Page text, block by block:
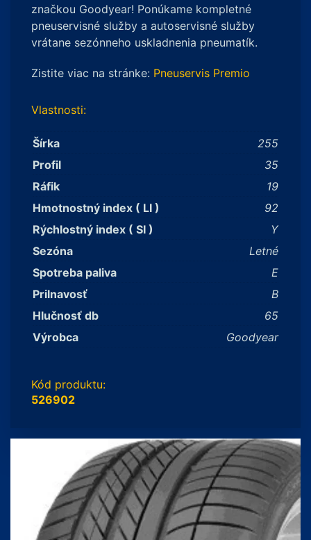
značkou Goodyear! Ponúkame kompletné
pneuservisné služby a autoservisné služby
vrátane sezónneho uskladnenia pneumatík.
Zistite viac na stránke: Pneuservis Premio
Vlastnosti:
Šírka
255
Profil
35
Ráfik
19
Hmotnostný index ( LI )
92
Rýchlostný index ( SI )
Y
Sezóna
Letné
Spotreba paliva
E
Prilnavosť
B
Hlučnosť db
65
Výrobca
Goodyear
Kód produktu:
526902